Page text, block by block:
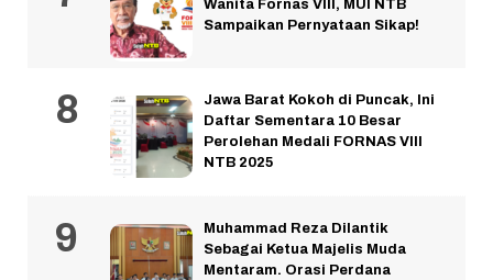
Wanita Fornas VIII, MUI NTB
Sampaikan Pernyataan Sikap!
Jawa Barat Kokoh di Puncak, Ini
Daftar Sementara 10 Besar
Perolehan Medali FORNAS VIII
NTB 2025
Muhammad Reza Dilantik
Sebagai Ketua Majelis Muda
Mentaram. Orasi Perdana